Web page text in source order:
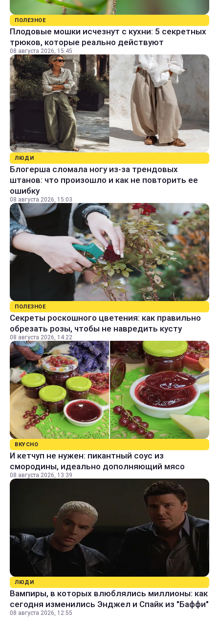
ПОЛЕЗНОЕ
Плодовые мошки исчезнут с кухни: 5 секретных
трюков, которые реально действуют
08 августа 2026, 15:45
ЛЮДИ
Блогерша сломала ногу из-за трендовых
штанов: что произошло и как не повторить ее
ошибку
08 августа 2026, 15:03
ПОЛЕЗНОЕ
Секреты роскошного цветения: как правильно
обрезать розы, чтобы не навредить кусту
08 августа 2026, 14:22
ВКУСНО
И кетчуп не нужен: пикантный соус из
смородины, идеально дополняющий мясо
08 августа 2026, 13:39
ЛЮДИ
Вампиры, в которых влюблялись миллионы: как
сегодня изменились Энджел и Спайк из "Баффи"
08 августа 2026, 12:55